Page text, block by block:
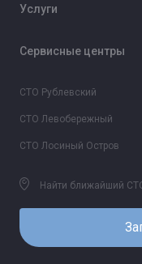
Услуги
Сервисные центры
СТО Рублевский
СТО Левобережный
СТО Лосиный Остров
Найти ближайший